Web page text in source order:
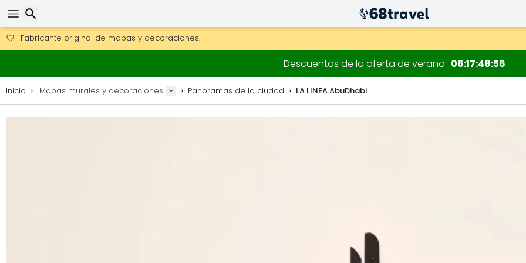
Envío DHL 1 día disponible.
30 días para devoluciones, 90 días para mapas de madera y decoraciones.
Fabricante original de mapas y decoraciones.
Descuentos de la oferta de verano 06 17 48 55
Inicio Mapas murales y decoraciones Panoramas de la ciudad LA LINEA AbuDhabi